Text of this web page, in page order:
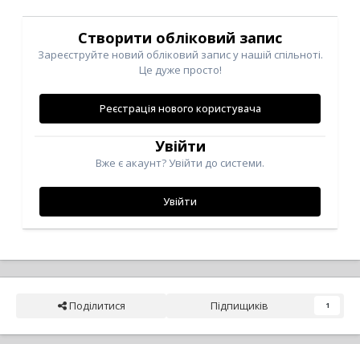
Створити обліковий запис
Зареєструйте новий обліковий запис у нашій спільноті.
Це дуже просто!
Реєстрація нового користувача
Увійти
Вже є акаунт? Увійти до системи.
Увійти
Поділитися Підпищиків 1